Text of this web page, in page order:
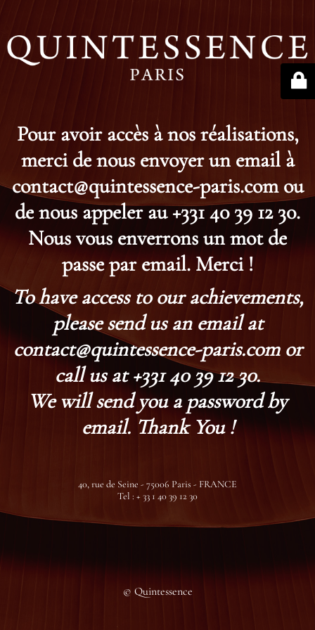
Pour avoir accès à nos réalisations,
merci de nous envoyer un email à
contact@quintessence-paris.com ou
de nous appeler au +331 40 39 12 30.
Nous vous enverrons un mot de
passe par email. Merci !
To have access to our achievements,
please send us an email at
contact@quintessence-paris.com or
call us at +331 40 39 12 30.
We will send you a password by
email. Thank You !
40, rue de Seine - 75006 Paris - FRANCE
Tel : + 33 1 40 39 12 30
© Quintessence